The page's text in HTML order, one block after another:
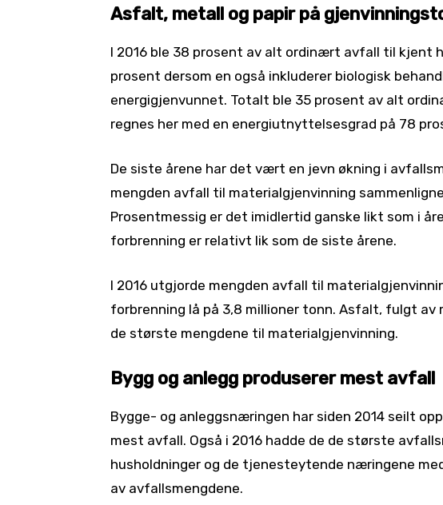
Asfalt, metall og papir på
I 2016 ble 38 prosent av alt ordinært avfall til kjent
prosent dersom en også inkluderer biologisk
energigjenvunnet. Totalt ble 35 prosent av alt
regnes her med en energiutnyttelsesgrad på 78
De siste årene har det vært en jevn økning i
mengden avfall til materialgjenvinning
Prosentmessig er det imidlertid ganske likt som i
forbrenning er relativt lik som de siste årene.
I 2016 utgjorde mengden avfall til
forbrenning lå på 3,8 millioner tonn. Asfalt, fulgt av
de største mengdene til materialgjenvinning.
Bygg og anlegg produserer mest avfall
Bygge- og anleggsnæringen har siden 2014 seilt
mest avfall. Også i 2016 hadde de de største
husholdninger og de tjenesteytende næringene
av avfallsmengdene.